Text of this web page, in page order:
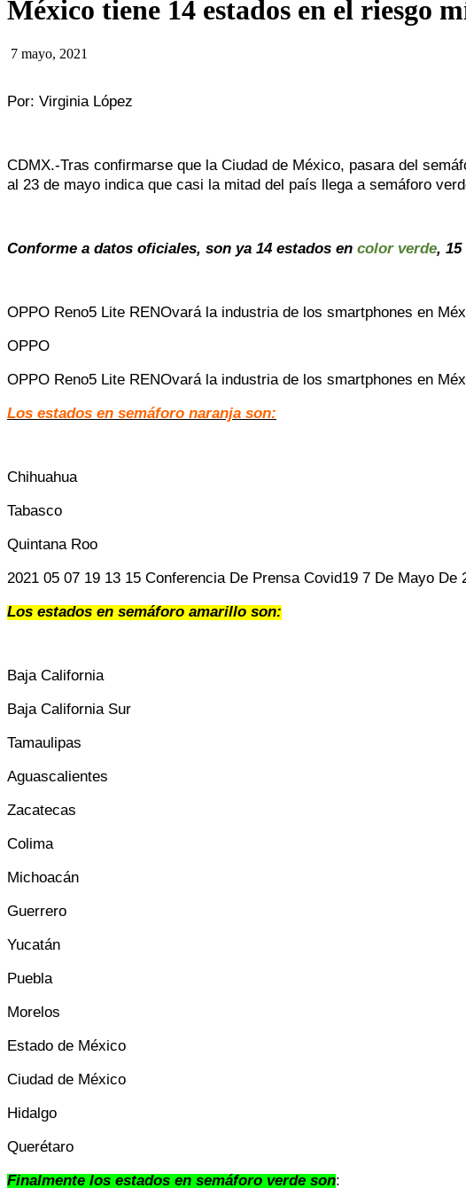
México tiene 14 estados en el riesgo
7 mayo, 2021
Por: Virginia López
CDMX.-Tras confirmarse que la Ciudad de México, pasara del
al 23 de mayo indica que casi la mitad del país llega a semáforo
Conforme a datos oficiales, son ya 14 estados en color verde, 15
OPPO Reno5 Lite RENOvará la industria de los smartphones en
OPPO
OPPO Reno5 Lite RENOvará la industria de los smartphones en
Los estados en semáforo naranja son:
Chihuahua
Tabasco
Quintana Roo
2021 05 07 19 13 15 Conferencia De Prensa Covid19 7 De Mayo De
Los estados en semáforo amarillo son:
Baja California
Baja California Sur
Tamaulipas
Aguascalientes
Zacatecas
Colima
Michoacán
Guerrero
Yucatán
Puebla
Morelos
Estado de México
Ciudad de México
Hidalgo
Querétaro
Finalmente los estados en semáforo verde son: